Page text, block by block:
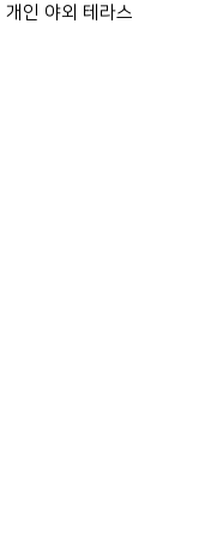
개인 야외 테라스